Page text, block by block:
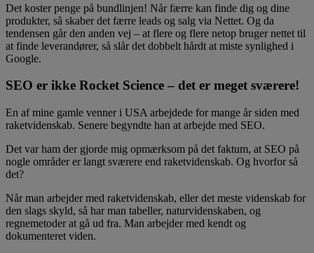
Det koster penge på bundlinjen! Når færre kan finde dig og dine
produkter, så skaber det færre leads og salg via Nettet. Og da
tendensen går den anden vej – at flere og flere netop bruger nettet til
at finde leverandører, så slår det dobbelt hårdt at miste synlighed i
Google.
SEO er ikke Rocket Science – det er meget sværere!
En af mine gamle venner i USA arbejdede for mange år siden med
raketvidenskab. Senere begyndte han at arbejde med SEO.
Det var ham der gjorde mig opmærksom på det faktum, at SEO på
nogle områder er langt sværere end raketvidenskab. Og hvorfor så
det?
Når man arbejder med raketvidenskab, eller det meste videnskab for
den slags skyld, så har man tabeller, naturvidenskaben, og
regnemetoder at gå ud fra. Man arbejder med kendt og
dokumenteret viden.